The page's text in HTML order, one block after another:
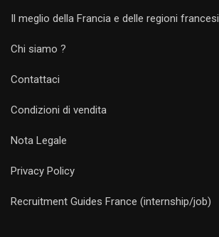
Il meglio della Francia e delle regioni francesi
Chi siamo ?
Contattaci
Condizioni di vendita
Nota Legale
Privacy Policy
Recruitment Guides France (internship/job)